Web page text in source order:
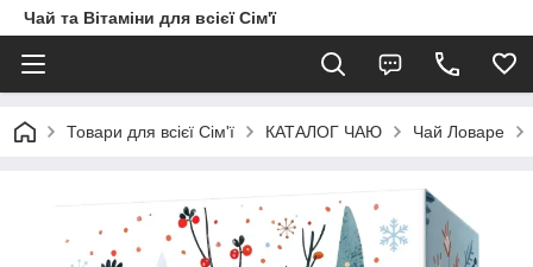
Чай та Вітаміни для всієї Сім'ї
Товари для всієї Сім'ї КАТАЛОГ ЧАЮ Чай Ловаре